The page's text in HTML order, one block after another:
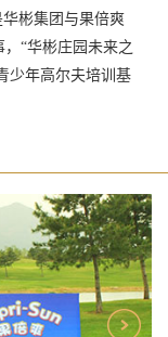
彬集团与果倍爽
，“华彬庄园未来之
少年高尔夫培训基